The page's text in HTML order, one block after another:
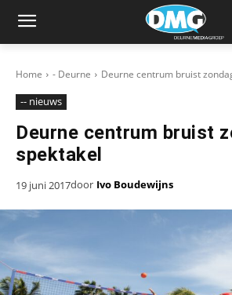
Home - Deurne Deurne centrum bruist
-- nieuws
Deurne centrum bruist
spektakel
19 juni 2017door Ivo Boudewijns